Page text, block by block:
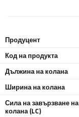
Продуцент
Код на продукта
Дължина на колана
Ширина на колана
Сила на завързване на
колана (LC)